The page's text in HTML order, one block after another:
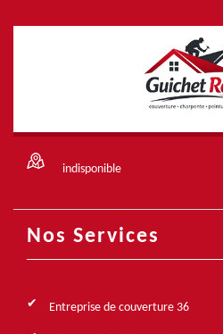
indisponible
Nos Services
Entreprise de couverture 36